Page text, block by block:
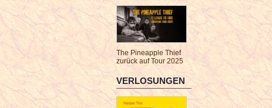
The Pineapple Thief
zurück auf Tour 2025
VERLOSUNGEN